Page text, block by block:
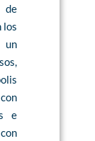
los
un
e